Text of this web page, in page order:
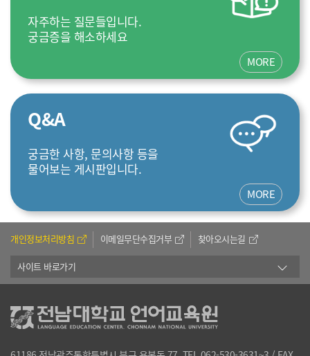
자주하는 질문들입니다.
궁금증을 해소하세요
MORE
Q&A
궁금한 사항, 문의사항 등을
물어보는 게시판입니다.
MORE
개인정보처리방침 이메일무단수집거부 찾아오시는길
사이트 바로가기